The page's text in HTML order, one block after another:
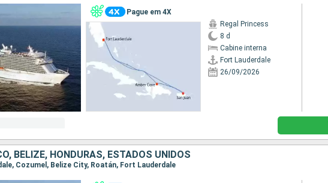
Pague em 4X
Regal Princess
8 d
Cabine interna
Fort Lauderdale
26/09/2026
BELIZE, HONDURAS, ESTADOS UNIDOS
Cozumel, Belize City, Roatán, Fort Lauderdale